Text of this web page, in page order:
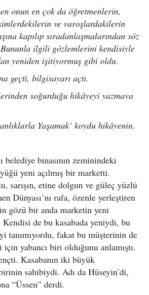
onun en çok da öğretmenlerin,
ve varoşlardakilerin
kapılıp sıradanlaşmalarından söz
Bununla ilgili gözlemlerini kendisiyle
yeniden işitiyormuş gibi oldu.
geçti, bilgisayarı açtı.
soğurduğu hikâyeyi yazmaya
Yaşamak’ koydu hikâyenin.
belediye binasının zeminindeki
yeni açılmış bir marketti.
sarışın, etine dolgun ve güleç yüzlü
Dünyası’nı rafa, özenle yerleştiren
gözü bir anda marketin yeni
Kendisi de bu kasabada yeniydi, bu
tanımıyordu, fakat bu müşterinin de
için yabancı biri olduğunu anlamıştı.
Kasabanın iki büyük
sahibiydi. Adı da Hüseyin’di,
“Üssen” derdi.